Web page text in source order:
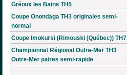
Gréoux les Bains TH5
Coupe Onondaga TH3 originales semi-
normal
Coupe Imokursi (Rimouski (Québec)) TH7
Championnat Régional Outre-Mer TH3
Outre-Mer paires semi-rapide